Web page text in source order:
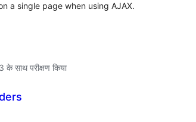
a single page when using AJAX.
साथ परीक्षण किया